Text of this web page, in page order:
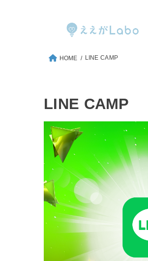
HOME LINE CAMP
LINE CAMP